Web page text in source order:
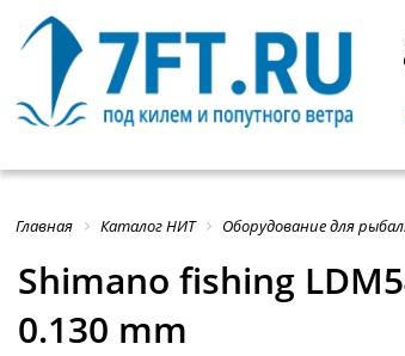
Главная Каталог НИТ Оборудование для
Shimano fishing
0.130 mm